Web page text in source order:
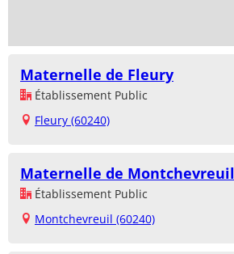
Maternelle de Fleury
Établissement Public
Fleury (60240)
Maternelle de Montchevreuil
Établissement Public
Montchevreuil (60240)